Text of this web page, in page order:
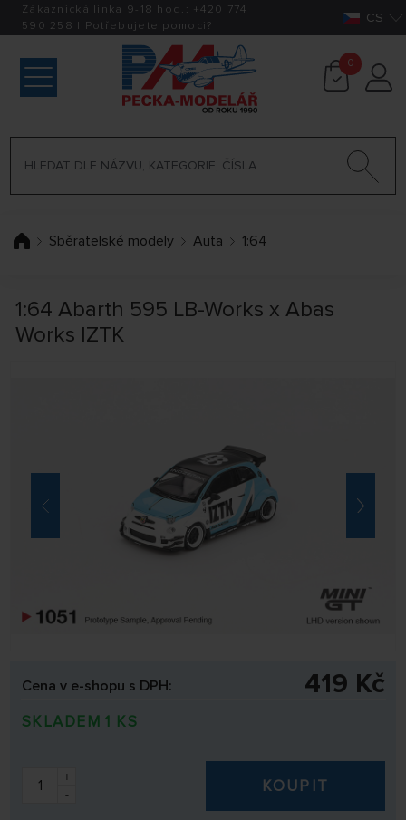
Zákaznická linka 9-18 hod.: +420 774
590 258 | Potřebujete pomoci? CS
0
Sběratelské modely Auta 1:64
1:64 Abarth 595 LB-Works x Abas
Works IZTK
Cena v e-shopu s DPH: 419 Kč
SKLADEM 1 KS
+
-
KOUPIT